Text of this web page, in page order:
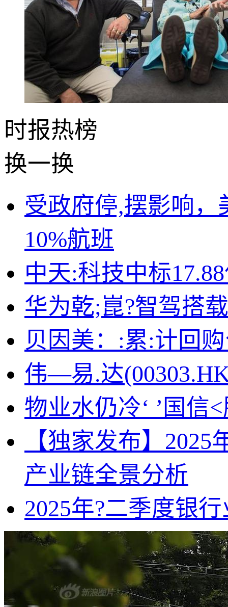
时报热榜
换一换
受政府停,摆影响，
10%航班
中天:科技中标
华为乾;崑?智驾搭
贝因美：:累:计回
伟—易.达
物业水仍冷‘ ’国信
【独家发布】
产业链全景分析
2025年?二季度银